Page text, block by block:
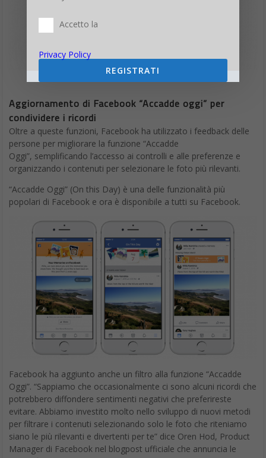
Aggiornamento di Facebook “Accadde oggi” per
condividere i ricordi
Oltre a queste funzioni, Facebook ha utilizzato i feedback delle
persone per migliorare la funzione “Accadde
Oggi”, semplificando l’accesso ai controlli e alle preferenze e
organizzando i contenuti per selezionare le foto più rilevanti.
“Accadde Oggi” (On this Day) è una delle funzionalità più
popolari di Facebook e ora è disponibile a tutti su Facebook.
Facebook ha aggiunto anche un filtro alla funzione “Accadde
Oggi”. “Sappiamo che occasionalmente ci sono alcuni ricordi che
potrebbero diffondere sentimenti negativi che preferireste
evitare. Abbiamo investito molto nello sviluppo di nuovi metodi
per filtrare i contenuti selezionando solo le foto che riteniamo
siano le più rilevanti e divertenti per te” dice Oren Hod, Product
Manager di Facebook nel blogpost ufficiale che annuncia le
Accetto la
Privacy Policy
REGISTRATI